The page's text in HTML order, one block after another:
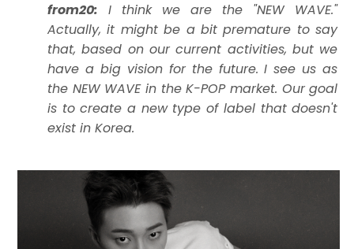
from20: I think we are the "NEW WAVE."
Actually, it might be a bit premature to say
that, based on our current activities, but we
have a big vision for the future. I see us as
the NEW WAVE in the K-POP market. Our goal
is to create a new type of label that doesn't
exist in Korea.